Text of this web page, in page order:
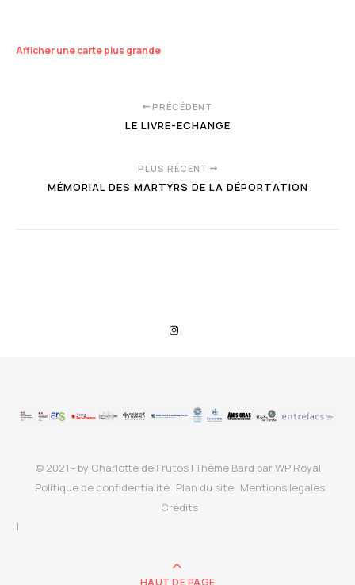
Afficher une carte plus grande
PRÉCÉDENT
LE LIVRE-ECHANGE
PLUS RÉCENT
MÉMORIAL DES MARTYRS DE LA DÉPORTATION
© 2021 - by Charlotte de Frutos |Thème Bard parWP Royal
Politique de confidentialité Plan du site Mentions légales
Crédits